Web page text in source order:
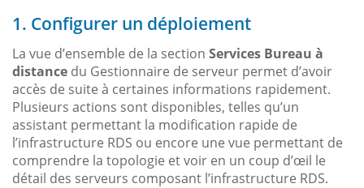
1. Configurer un déploiement
La vue d’ensemble de la section Services Bureau à
distance du Gestionnaire de serveur permet d’avoir
accès de suite à certaines informations rapidement.
Plusieurs actions sont disponibles, telles qu’un
assistant permettant la modification rapide de
l’infrastructure RDS ou encore une vue permettant de
comprendre la topologie et voir en un coup d’œil le
détail des serveurs composant l’infrastructure RDS.